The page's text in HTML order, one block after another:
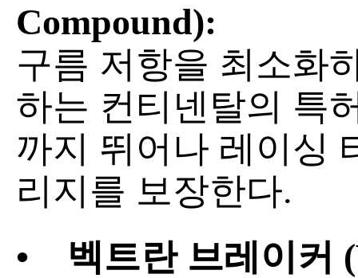
Compound):
구름 저항을 최소화
하는 컨티넨탈의 특
까지 뛰어나 레이싱
리지를 보장한다.
•
벡트란 브레이커